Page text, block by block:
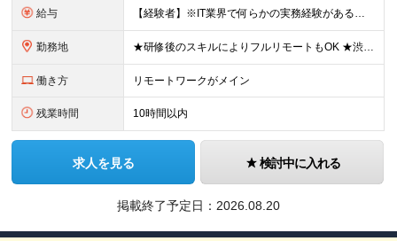
給与 【経験者】※IT業界で何らかの実務経験がある方 月給35万円～＋業績賞与＋交通費＋各種手当 ※固定残業代（30時間分／6万6,610円～）を含む。超過分は追加支給。 能力やスキルを考慮し、初任給を決定
勤務地 ★研修後のスキルによりフルリモートもOK ★渋谷駅徒歩2分！100席の新しいコワーキングスペース完備 ★本社、東京都、神奈川県、埼玉県、千葉県などのプロジェクト先 【本社】 東京都渋谷区渋谷3-10
働き方 リモートワークがメイン
残業時間 10時間以内
求人を見る 検討中に入れる
掲載終了予定日： 2026.08.20